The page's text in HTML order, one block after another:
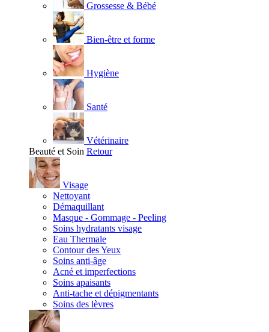
Grossesse & Bébé
Bien-être et forme
Hygiène
Santé
Vétérinaire
Beauté et Soin Retour
Visage
Nettoyant
Démaquillant
Masque - Gommage - Peeling
Soins hydratants visage
Eau Thermale
Contour des Yeux
Soins anti-âge
Acné et imperfections
Soins apaisants
Anti-tache et dépigmentants
Soins des lèvres